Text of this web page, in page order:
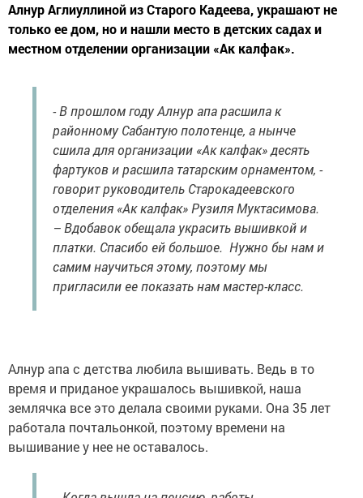
Алнур Аглиуллиной из Старого Кадеева, украшают не
только ее дом, но и нашли место в детских садах и
местном отделении организации «Ак калфак».
- В прошлом году Алнур апа расшила к
районному Сабантую полотенце, а нынче
сшила для организации «Ак калфак» десять
фартуков и расшила татарским орнаментом, -
говорит руководитель Старокадеевского
отделения «Ак калфак» Рузиля Муктасимова.
– Вдобавок обещала украсить вышивкой и
платки. Спасибо ей большое. Нужно бы нам и
самим научиться этому, поэтому мы
пригласили ее показать нам мастер-класс.
Алнур апа с детства любила вышивать. Ведь в то
время и приданое украшалось вышивкой, наша
землячка все это делала своими руками. Она 35 лет
работала почтальонкой, поэтому времени на
вышивание у нее не оставалось.